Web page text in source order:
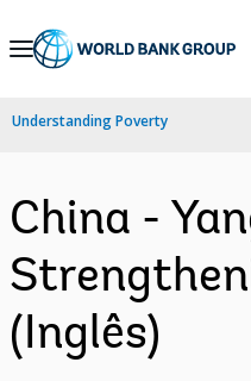
Skip
Navigation
Understanding Poverty
China -
(Inglês)